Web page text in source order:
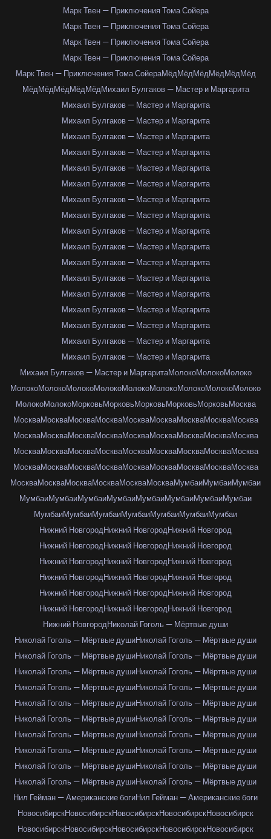
Марк Твен — Приключения Тома Сойера
Марк Твен — Приключения Тома Сойера
Марк Твен — Приключения Тома Сойера
Марк Твен — Приключения Тома Сойера
Марк Твен — Приключения Тома СойераМёдМёдМёдМёдМёдМёд
МёдМёдМёдМёдМёдМихаил Булгаков — Мастер и Маргарита
Михаил Булгаков — Мастер и Маргарита
Михаил Булгаков — Мастер и Маргарита
Михаил Булгаков — Мастер и Маргарита
Михаил Булгаков — Мастер и Маргарита
Михаил Булгаков — Мастер и Маргарита
Михаил Булгаков — Мастер и Маргарита
Михаил Булгаков — Мастер и Маргарита
Михаил Булгаков — Мастер и Маргарита
Михаил Булгаков — Мастер и Маргарита
Михаил Булгаков — Мастер и Маргарита
Михаил Булгаков — Мастер и Маргарита
Михаил Булгаков — Мастер и Маргарита
Михаил Булгаков — Мастер и Маргарита
Михаил Булгаков — Мастер и Маргарита
Михаил Булгаков — Мастер и Маргарита
Михаил Булгаков — Мастер и Маргарита
Михаил Булгаков — Мастер и Маргарита
Михаил Булгаков — Мастер и МаргаритаМолокоМолокоМолоко
МолокоМолокоМолокоМолокоМолокоМолокоМолокоМолокоМолоко
МолокоМолокоМорковьМорковьМорковьМорковьМорковьМосква
МоскваМоскваМоскваМоскваМоскваМоскваМоскваМоскваМосква
МоскваМоскваМоскваМоскваМоскваМоскваМоскваМоскваМосква
МоскваМоскваМоскваМоскваМоскваМоскваМоскваМоскваМосква
МоскваМоскваМоскваМоскваМоскваМоскваМоскваМоскваМосква
МоскваМоскваМоскваМоскваМоскваМоскваМумбаиМумбаиМумбаи
МумбаиМумбаиМумбаиМумбаиМумбаиМумбаиМумбаиМумбаи
МумбаиМумбаиМумбаиМумбаиМумбаиМумбаиМумбаи
Нижний НовгородНижний НовгородНижний Новгород
Нижний НовгородНижний НовгородНижний Новгород
Нижний НовгородНижний НовгородНижний Новгород
Нижний НовгородНижний НовгородНижний Новгород
Нижний НовгородНижний НовгородНижний Новгород
Нижний НовгородНижний НовгородНижний Новгород
Нижний НовгородНиколай Гоголь — Мёртвые души
Николай Гоголь — Мёртвые душиНиколай Гоголь — Мёртвые души
Николай Гоголь — Мёртвые душиНиколай Гоголь — Мёртвые души
Николай Гоголь — Мёртвые душиНиколай Гоголь — Мёртвые души
Николай Гоголь — Мёртвые душиНиколай Гоголь — Мёртвые души
Николай Гоголь — Мёртвые душиНиколай Гоголь — Мёртвые души
Николай Гоголь — Мёртвые душиНиколай Гоголь — Мёртвые души
Николай Гоголь — Мёртвые душиНиколай Гоголь — Мёртвые души
Николай Гоголь — Мёртвые душиНиколай Гоголь — Мёртвые души
Николай Гоголь — Мёртвые душиНиколай Гоголь — Мёртвые души
Николай Гоголь — Мёртвые душиНиколай Гоголь — Мёртвые души
Нил Гейман — Американские богиНил Гейман — Американские боги
НовосибирскНовосибирскНовосибирскНовосибирскНовосибирск
НовосибирскНовосибирскНовосибирскНовосибирскНовосибирск